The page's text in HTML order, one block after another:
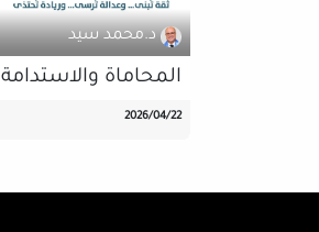
د.محمد سيد
المحاماة والاستدامة
22‏/04‏/2026